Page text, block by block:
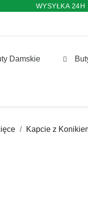
WYSYŁKA 24H
Damskie
Kapcie z